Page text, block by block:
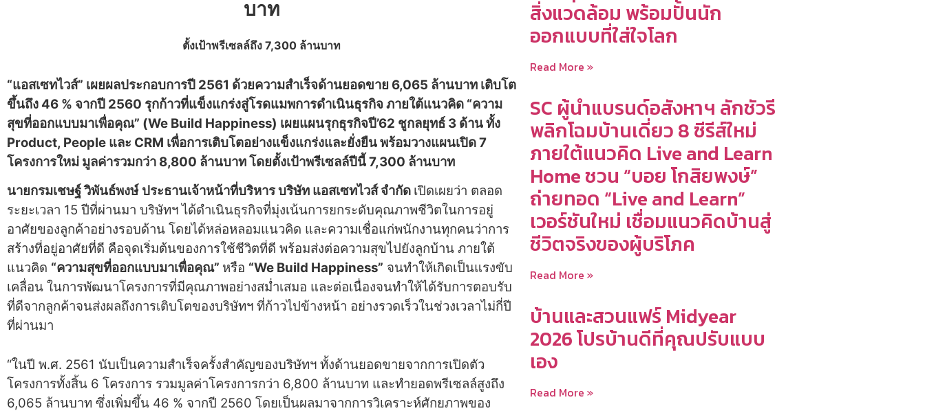
บาท
ตั้งเป้าพรีเซลล์ถึง 7,300 ล้านบาท
“แอสเซทไวส์” เผยผลประกอบการปี 2561 ด้วยความสำเร็จด้านยอดขาย 6,065 ล้านบาท เติบโต
ขึ้นถึง 46 % จากปี 2560 รุกก้าวที่แข็งแกร่งสู่โรดแมพการดำเนินธุรกิจ ภายใต้แนวคิด “ความ
สุขที่ออกแบบมาเพื่อคุณ” (We Build Happiness) เผยแผนรุกธุรกิจปี’62 ชูกลยุทธ์ 3 ด้าน ทั้ง
Product, People และ CRM เพื่อการเติบโตอย่างแข็งแกร่งและยั่งยืน พร้อมวางแผนเปิด7
โครงการใหม่ มูลค่ารวมกว่า 8,800 ล้านบาท โดยตั้งเป้าพรีเซลล์ปีนี้7,300 ล้านบาท
นายกรมเชษฐ์ วิพันธ์พงษ์ ประธานเจ้าหน้าที่บริหาร บริษัท แอสเซทไวส์ จำกัด เปิดเผยว่า ตลอด
ระยะเวลา 15 ปีที่ผ่านมา บริษัทฯ ได้ดำเนินธุรกิจที่มุ่งเน้นการยกระดับคุณภาพชีวิตในการอยู่
อาศัยของลูกค้าอย่างรอบด้าน โดยได้หล่อหลอมแนวคิด และความเชื่อแก่พนักงานทุกคนว่าการ
สร้างที่อยู่อาศัยที่ดี คือจุดเริ่มต้นของการใช้ชีวิตที่ดี พร้อมส่งต่อความสุขไปยังลูกบ้าน ภายใต้
แนวคิด “ความสุขที่ออกแบบมาเพื่อคุณ” หรือ “We Build Happiness” จนทำให้เกิดเป็นแรงขับ
เคลื่อน ในการพัฒนาโครงการที่มีคุณภาพอย่างสม่ำเสมอ และต่อเนื่องจนทำให้ได้รับการตอบรับ
ที่ดีจากลูกค้าจนส่งผลถึงการเติบโตของบริษัทฯ ที่ก้าวไปข้างหน้า อย่างรวดเร็วในช่วงเวลาไม่กี่ปี
ที่ผ่านมา
“ในปี พ.ศ. 2561 นับเป็นความสำเร็จครั้งสำคัญของบริษัทฯ ทั้งด้านยอดขายจากการเปิดตัว
โครงการทั้งสิ้น 6 โครงการ รวมมูลค่าโครงการกว่า 6,800 ล้านบาท และทำยอดพรีเซลล์สูงถึง
6,065 ล้านบาท ซึ่งเพิ่มขึ้น 46 % จากปี 2560 โดยเป็นผลมาจากการวิเคราะห์ศักยภาพของ
สิ่งแวดล้อม พร้อมปั้นนัก
ออกแบบที่ใส่ใจโลก
Read More »
SC ผู้นำแบรนด์อสังหาฯ ลักชัวรี
พลิกโฉมบ้านเดี่ยว 8 ซีรีส์ใหม่
ภายใต้แนวคิด Live and Learn
Home ชวน “บอย โกสิยพงษ์”
ถ่ายทอด “Live and Learn”
เวอร์ชันใหม่ เชื่อมแนวคิดบ้านสู่
ชีวิตจริงของผู้บริโภค
Read More »
บ้านและสวนแฟร์ Midyear
2026 โปรบ้านดีที่คุณปรับแบบ
เอง
Read More »